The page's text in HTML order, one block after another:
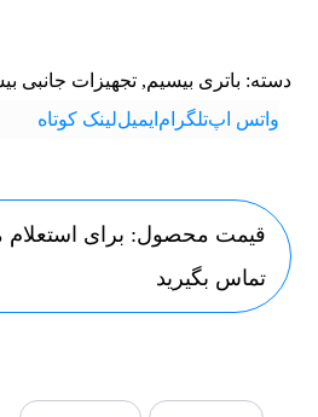
دسته: باتری بیسیم,تجهیزات جانبی
واتس اپتلگرام ایمیللینک کوتاه
قیمت محصول: برای
تماس بگیرید